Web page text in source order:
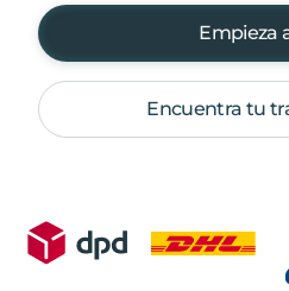
Empieza
Encuentra tu